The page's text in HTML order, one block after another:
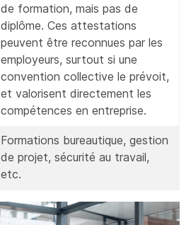
de formation, mais pas de
diplôme. Ces attestations
peuvent être reconnues par les
employeurs, surtout si une
convention collective le prévoit,
et valorisent directement les
compétences en entreprise.
Formations bureautique, gestion
de projet, sécurité au travail,
etc.